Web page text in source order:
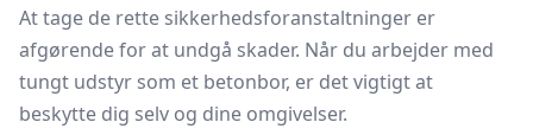
At tage de rette sikkerhedsforanstaltninger er
afgørende for at undgå skader. Når du arbejder med
tungt udstyr som et betonbor, er det vigtigt at
beskytte dig selv og dine omgivelser.